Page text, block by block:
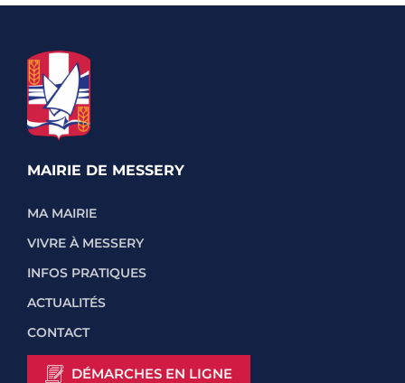
MAIRIE DE MESSERY
MA MAIRIE
VIVRE À MESSERY
INFOS PRATIQUES
ACTUALITÉS
CONTACT
DÉMARCHES EN LIGNE